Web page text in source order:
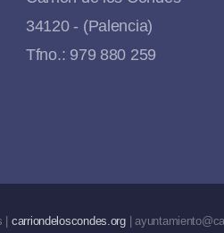
34120 - (Palencia)
Tfno.: 979 880 259
| carriondeloscondes.org|